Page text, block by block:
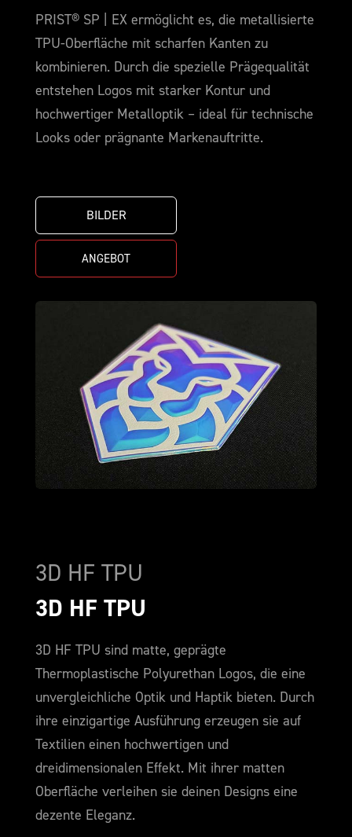
PRIST® SP | EX ermöglicht es, die metallisierte
TPU-Oberfläche mit scharfen Kanten zu
kombinieren. Durch die spezielle Prägequalität
entstehen Logos mit starker Kontur und
hochwertiger Metalloptik – ideal für technische
Looks oder prägnante Markenauftritte.
BILDER
ANGEBOT
3D HF TPU
3D HF TPU
3D HF TPU sind matte, geprägte
Thermoplastische Polyurethan Logos, die eine
unvergleichliche Optik und Haptik bieten. Durch
ihre einzigartige Ausführung erzeugen sie auf
Textilien einen hochwertigen und
dreidimensionalen Effekt. Mit ihrer matten
Oberfläche verleihen sie deinen Designs eine
dezente Eleganz.